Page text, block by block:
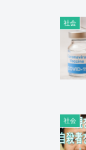
社会
社会